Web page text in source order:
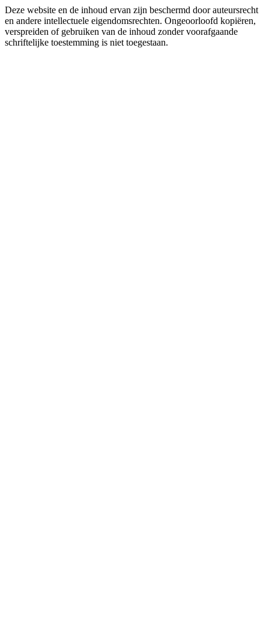
Deze website en de inhoud ervan zijn beschermd door auteursrecht
en andere intellectuele eigendomsrechten. Ongeoorloofd kopiëren,
verspreiden of gebruiken van de inhoud zonder voorafgaande
schriftelijke toestemming is niet toegestaan.